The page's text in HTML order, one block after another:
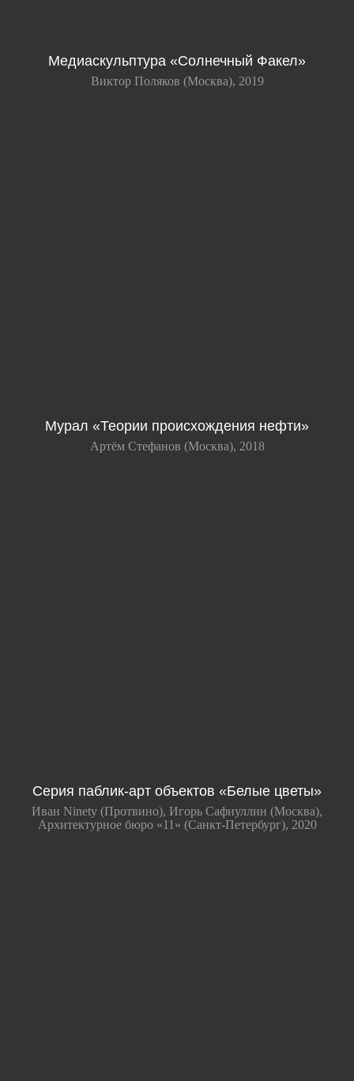
Медиаскульптура «Cолнечный Факел»
Виктор Поляков (Москва), 2019
Мурал «Теории происхождения нефти»
Артём Стефанов (Москва), 2018
Серия паблик-арт объектов «Белые цветы»
Иван Ninety (Протвино), Игорь Сафиуллин (Москва),
Архитектурное бюро «11» (Санкт-Петербург), 2020